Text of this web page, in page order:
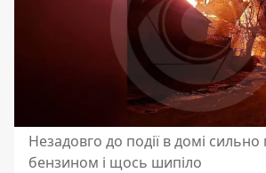
Незадовго до події в домі сильно
бензином і щось шипіло